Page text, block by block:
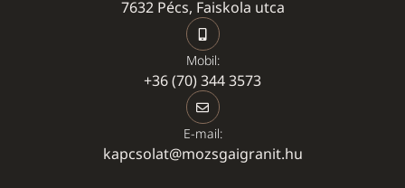
7632 Pécs, Faiskola utca
Mobil:
+36 (70) 344 3573
E-mail:
kapcsolat@mozsgaigranit.hu